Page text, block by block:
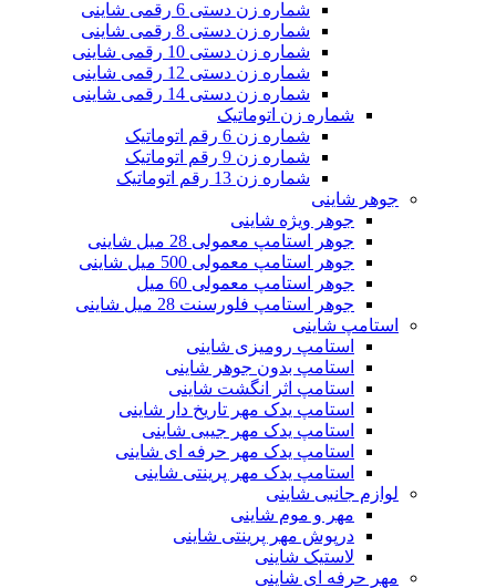
شماره زن دستی 6 رقمی شاینی
شماره زن دستی 8 رقمی شاینی
شماره زن دستی 10 رقمی شاینی
شماره زن دستی 12 رقمی شاینی
شماره زن دستی 14 رقمی شاینی
شماره زن اتوماتیک
شماره زن 6 رقم اتوماتیک
شماره زن 9 رقم اتوماتیک
شماره زن 13 رقم اتوماتیک
جوهر شاینی
جوهر ویژه شاینی
جوهر استامپ معمولی 28 میل شاینی
جوهر استامپ معمولی 500 میل شاینی
جوهر استامپ معمولی 60 میل
جوهر استامپ فلورسنت 28 میل شاینی
استامپ شاینی
استامپ رومیزی شاینی
استامپ بدون جوهر شاینی
استامپ اثر انگشت شاینی
استامپ یدک مهر تاریخ دار شاینی
استامپ یدک مهر جیبی شاینی
استامپ یدک مهر حرفه ای شاینی
استامپ یدک مهر پرینتی شاینی
لوازم جانبی شاینی
مهر و موم شاینی
درپوش مهر پرینتی شاینی
لاستیک شاینی
مهر حرفه ای شاینی